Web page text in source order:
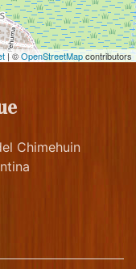
| ©OpenStreetMapcontributors
Chimehuin